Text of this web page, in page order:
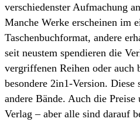
verschiedenster Aufmachung
Manche Werke erscheinen im
Taschenbuchformat, andere
seit neustem spendieren die
vergriffenen Reihen oder auch
besondere 2in1-Version. Diese
andere Bände. Auch die Preise
Verlag – aber alle sind darauf